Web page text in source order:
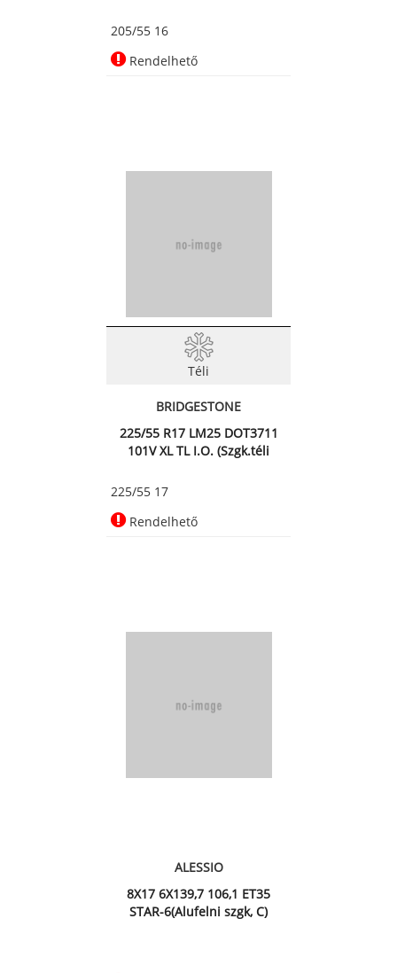
205/55 16
Rendelhető
Téli
BRIDGESTONE
225/55 R17 LM25 DOT3711
101V XL TL I.O. (Szgk.téli
225/55 17
Rendelhető
ALESSIO
8X17 6X139,7 106,1 ET35
STAR-6(Alufelni szgk, C)